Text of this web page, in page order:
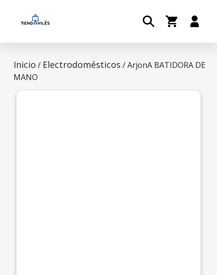
Inicio / Electrodomésticos / ArjonA BATIDORA DE
MANO